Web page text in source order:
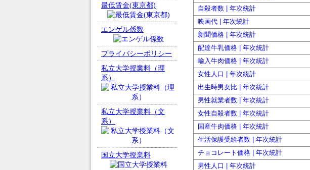
自殺者数 | 年次統計
映画代 | 年次統計
新聞価格 | 年次統計
配達牛乳価格 | 年次統計
輸入牛肉価格 | 年次統計
女性人口 | 年次統計
出生時男女比 | 年次統計
男性就業者数 | 年次統計
女性自殺者数 | 年次統計
国産牛肉価格 | 年次統計
生活保護受給者数 | 年次統計
チョコレート価格 | 年次統計
男性人口 | 年次統計
最低賃金(東京都)
エンゲル係数
プライバシーポリシー
私立大学授業料（理
系）
私立大学授業料（文
系）
国立大学授業料